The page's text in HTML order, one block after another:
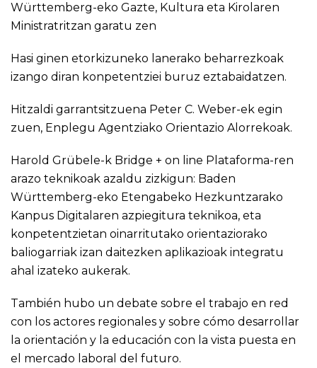
Württemberg-eko Gazte, Kultura eta Kirolaren
Ministratritzan garatu zen
Hasi ginen etorkizuneko lanerako beharrezkoak
izango diran konpetentziei buruz eztabaidatzen.
Hitzaldi garrantsitzuena Peter C. Weber-ek egin
zuen, Enplegu Agentziako Orientazio Alorrekoak.
Harold Grübele-k Bridge + on line Plataforma-ren
arazo teknikoak azaldu zizkigun: Baden
Württemberg-eko Etengabeko Hezkuntzarako
Kanpus Digitalaren azpiegitura teknikoa, eta
konpetentzietan oinarritutako orientaziorako
baliogarriak izan daitezken aplikazioak integratu
ahal izateko aukerak.
También hubo un debate sobre el trabajo en red
con los actores regionales y sobre cómo desarrollar
la orientación y la educación con la vista puesta en
el mercado laboral del futuro.